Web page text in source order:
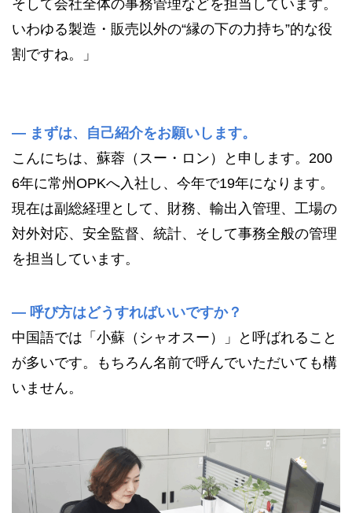
そして会社全体の事務管理などを担当しています。
いわゆる製造・販売以外の“縁の下の力持ち”的な役
割ですね。」
— まずは、自己紹介をお願いします。
こんにちは、蘇蓉（スー・ロン）と申します。200
6年に常州OPKへ入社し、今年で19年になります。
現在は副総経理として、財務、輸出入管理、工場の
対外対応、安全監督、統計、そして事務全般の管理
を担当しています。
— 呼び方はどうすればいいですか？
中国語では「小蘇（シャオスー）」と呼ばれること
が多いです。もちろん名前で呼んでいただいても構
いません。